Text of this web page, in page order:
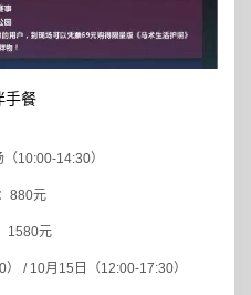
手餐
10:00-14:30）
880元
1580元
/ 10月15日（12:00-17:30）